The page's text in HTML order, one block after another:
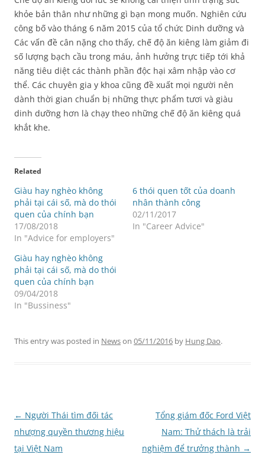
khỏe bản thân như những gì bạn mong muốn. Nghiên cứu
công bố vào tháng 6 năm 2015 của tổ chức Dinh dưỡng và
Các vấn đề cân nặng cho thấy, chế độ ăn kiêng làm giảm đi
số lượng bạch cầu trong máu, ảnh hưởng trực tiếp tới khả
năng tiêu diệt các thành phần độc hại xâm nhập vào cơ
thể. Các chuyên gia y khoa cũng đề xuất mọi người nên
dành thời gian chuẩn bị những thực phẩm tươi và giàu
dinh dưỡng hơn là chạy theo những chế độ ăn kiêng quá
khắt khe.
Related
Giàu hay nghèo không
phải tại cái số, mà do thói
quen của chính bạn
17/08/2018
In "Advice for employers"
6 thói quen tốt của doanh
nhân thành công
02/11/2017
In "Career Advice"
Giàu hay nghèo không
phải tại cái số, mà do thói
quen của chính bạn
09/04/2018
In "Bussiness"
This entry was posted in Newson 05/11/2016 by Hung Dao.
Post
navigation
← Người Thái tìm đối tác
nhượng quyền thương hiệu
tại Việt Nam
Tổng giám đốc Ford Việt
Nam: Thử thách là trải
nghiệm để trưởng thành →